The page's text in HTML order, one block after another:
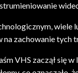
wiele
na zachowanie
VHS zaczął się